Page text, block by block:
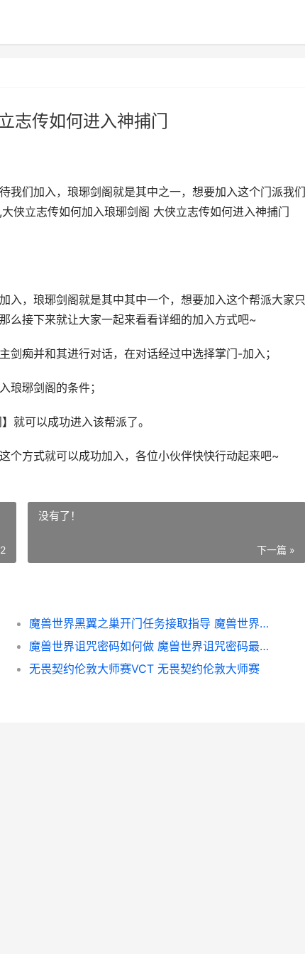
志传如何进入神捕门
我们加入，琅琊剑阁就是其中之一，想要加入这个门派我们
侠立志传如何加入琅琊剑阁 大侠立志传如何进入神捕门
入，琅琊剑阁就是其中其中一个，想要加入这个帮派大家只
么接下来就让大家一起来看看详细的加入方式吧~
痴并和其进行对话，在对话经过中选择掌门-加入；
琅琊剑阁的条件；
就可以成功进入该帮派了。
个方式就可以成功加入，各位小伙伴快快行动起来吧~
没有了！
下一篇 »
魔兽世界黑翼之巢开门任务接取指导 魔兽世界黑翼之巢开门任务
魔兽世界诅咒密码如何做 魔兽世界诅咒密码最终奖励
无畏契约伦敦大师赛VCT 无畏契约伦敦大师赛